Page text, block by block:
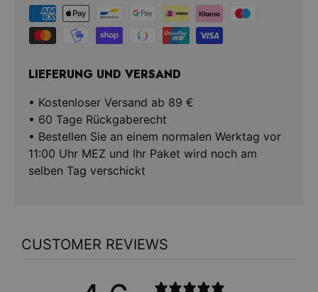
LIEFERUNG UND VERSAND
• Kostenloser Versand ab 89 €
• 60 Tage Rückgaberecht
• Bestellen Sie an einem normalen Werktag vor
11:00 Uhr MEZ und Ihr Paket wird noch am
selben Tag verschickt
CUSTOMER REVIEWS